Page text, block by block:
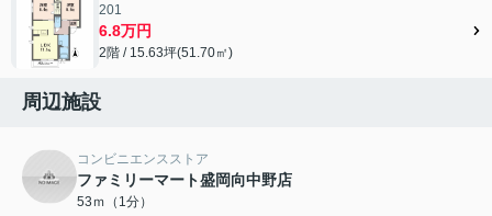
201
6.8万円
2階 / 15.63坪(51.70㎡)
周辺施設
コンビニエンスストア
ファミリーマート盛岡向中野店
53ｍ（1分）